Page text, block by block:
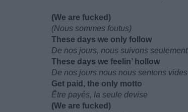
(We are fucked)
(Nous sommes foutus)
These days we only follow
De nos jours, nous suivons seulement
These days we feelin’ hollow
De nos jours nous nous sentons vides
Get paid, the only motto
Être payés, la seule devise
(We are fucked)